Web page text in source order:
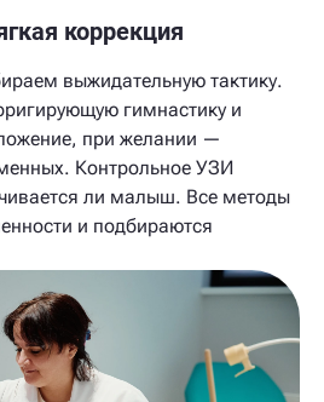
коррекция
выжидательную тактику.
гимнастику и
при желании —
Контрольное УЗИ
ли малыш. Все методы
и подбираются